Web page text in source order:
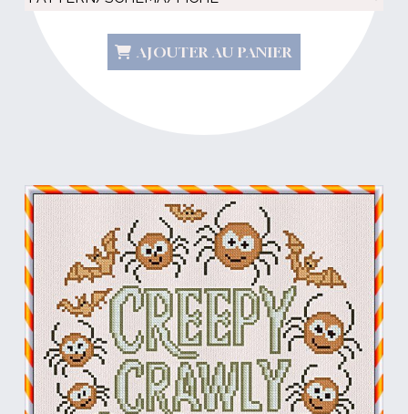
AJOUTER AU PANIER